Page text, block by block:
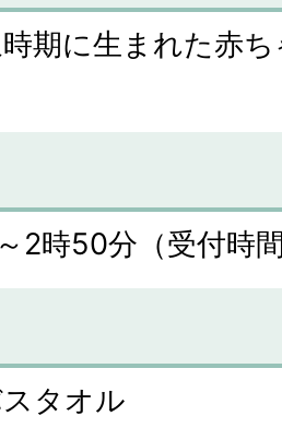
期に生まれた⾚
2時50分（受付時
タオル